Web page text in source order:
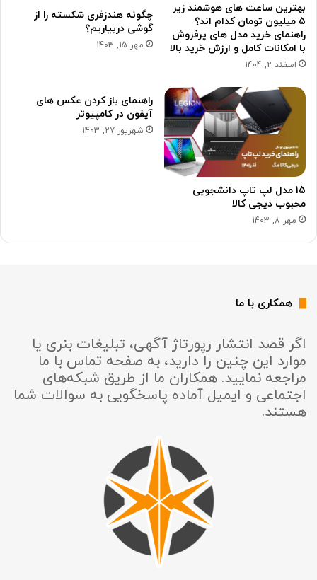
بهترین ساعت های هوشمند زیر
۵ میلیون تومان کدام اند؟
راهنمای خرید مدل های پرفروش
با امکانات کامل و ارزش خرید بالا
اسفند 2, 1404
چگونه هندزفری شکسته را از
گوشی دربیاریم؟
مهر 15, 1403
15 مدل لپ تاپ دانشجویی
محبوب دیجی کالا
مهر 8, 1403
راهنمای باز کردن عکس های
آیفون در کامپیوتر
شهریور 27, 1403
همکاری با ما
اگر قصد انتشار رپورتاژ آگهی، تبلیغات بنری یا
موارد این چنین را دارید، به صفحه تماس با ما
مراجعه نمایید. همکاران ما از طریق شبکه‌های
اجتماعی و ایمیل آماده پاسخگویی به سوالات شما
هستند.